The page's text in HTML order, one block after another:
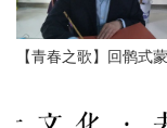
【青春之歌】回鹘式